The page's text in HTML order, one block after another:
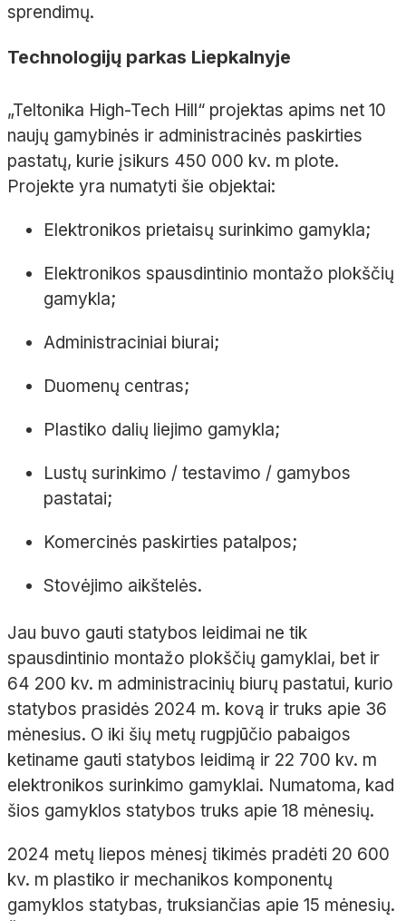
sprendimų.
Technologijų parkas Liepkalnyje
„Teltonika High-Tech Hill“ projektas apims net 10
naujų gamybinės ir administracinės paskirties
pastatų, kurie įsikurs 450 000 kv. m plote.
Projekte yra numatyti šie objektai:
Elektronikos prietaisų surinkimo gamykla;
Elektronikos spausdintinio montažo plokščių
gamykla;
Administraciniai biurai;
Duomenų centras;
Plastiko dalių liejimo gamykla;
Lustų surinkimo / testavimo / gamybos
pastatai;
Komercinės paskirties patalpos;
Stovėjimo aikštelės.
Jau buvo gauti statybos leidimai ne tik
spausdintinio montažo plokščių gamyklai, bet ir
64 200 kv. m administracinių biurų pastatui, kurio
statybos prasidės 2024 m. kovą ir truks apie 36
mėnesius. O iki šių metų rugpjūčio pabaigos
ketiname gauti statybos leidimą ir 22 700 kv. m
elektronikos surinkimo gamyklai. Numatoma, kad
šios gamyklos statybos truks apie 18 mėnesių.
2024 metų liepos mėnesį tikimės pradėti 20 600
kv. m plastiko ir mechanikos komponentų
gamyklos statybas, truksiančias apie 15 mėnesių.